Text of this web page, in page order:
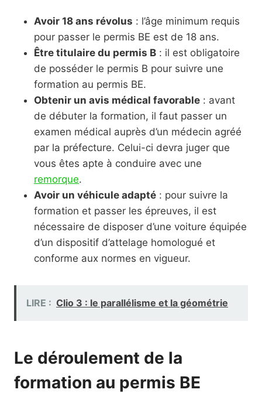
Avoir 18 ans révolus : l’âge minimum requis
pour passer le permis BE est de 18 ans.
Être titulaire du permis B : il est obligatoire
de posséder le permis B pour suivre une
formation au permis BE.
Obtenir un avis médical favorable : avant
de débuter la formation, il faut passer un
examen médical auprès d’un médecin agréé
par la préfecture. Celui-ci devra juger que
vous êtes apte à conduire avec une
remorque.
Avoir un véhicule adapté : pour suivre la
formation et passer les épreuves, il est
nécessaire de disposer d’une voiture équipée
d’un dispositif d’attelage homologué et
conforme aux normes en vigueur.
LIRE : Clio 3 : le parallélisme et la géométrie
Le déroulement de la
formation au permis BE